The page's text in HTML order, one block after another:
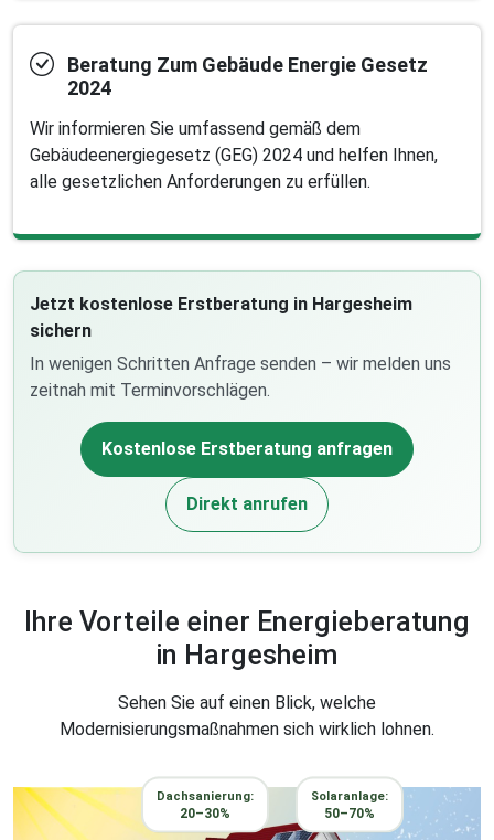
Beratung Zum Gebäude Energie Gesetz
2024
Wir informieren Sie umfassend gemäß dem
Gebäudeenergiegesetz (GEG) 2024 und helfen Ihnen,
alle gesetzlichen Anforderungen zu erfüllen.
Jetzt kostenlose Erstberatung in Hargesheim
sichern
In wenigen Schritten Anfrage senden – wir melden uns
zeitnah mit Terminvorschlägen.
Kostenlose Erstberatung anfragen
Direkt anrufen
Ihre Vorteile einer Energieberatung
in Hargesheim
Sehen Sie auf einen Blick, welche
Modernisierungsmaßnahmen sich wirklich lohnen.
Dachsanierung:
20–30%
Solaranlage:
50–70%